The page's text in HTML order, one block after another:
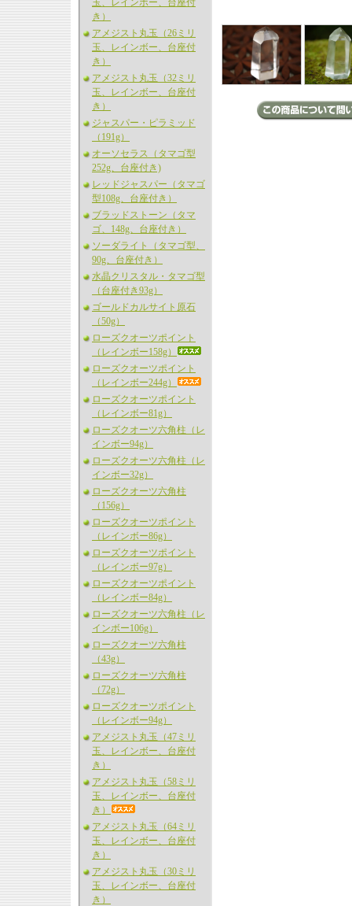
玉、レインボー、台座付
き）
アメジスト丸玉（26ミリ
玉、レインボー、台座付
き）
アメジスト丸玉（32ミリ
玉、レインボー、台座付
き）
ジャスパー・ピラミッド
（191g）
オーソセラス（タマゴ型
252g、台座付き)
レッドジャスパー（タマゴ
型108g、台座付き）
ブラッドストーン（タマ
ゴ、148g、台座付き）
ソーダライト（タマゴ型、
90g、台座付き）
水晶クリスタル・タマゴ型
（台座付き93g）
ゴールドカルサイト原石
（50g）
ローズクオーツポイント
（レインボー158g）
ローズクオーツポイント
（レインボー244g）
ローズクオーツポイント
（レインボー81g）
ローズクオーツ六角柱（レ
インボー94g）
ローズクオーツ六角柱（レ
インボー32g）
ローズクオーツ六角柱
（156g）
ローズクオーツポイント
（レインボー86g）
ローズクオーツポイント
（レインボー97g）
ローズクオーツポイント
（レインボー84g）
ローズクオーツ六角柱（レ
インボー106g）
ローズクオーツ六角柱
（43g）
ローズクオーツ六角柱
（72g）
ローズクオーツポイント
（レインボー94g）
アメジスト丸玉（47ミリ
玉、レインボー、台座付
き）
アメジスト丸玉（58ミリ
玉、レインボー、台座付
き）
アメジスト丸玉（64ミリ
玉、レインボー、台座付
き）
アメジスト丸玉（30ミリ
玉、レインボー、台座付
き）